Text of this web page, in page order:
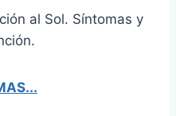
al Sol. Síntomas y